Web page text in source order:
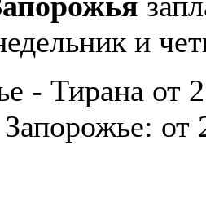
и
- Тирана от
от